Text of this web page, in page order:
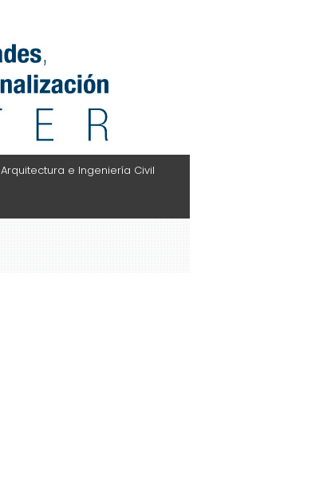
Arquitectura e Ingeniería Civil